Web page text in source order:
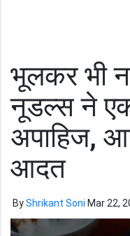
भूलकर भी न
नूडल्स ने
अपाहिज,
आदत
ByShrikant Soni Mar 22,